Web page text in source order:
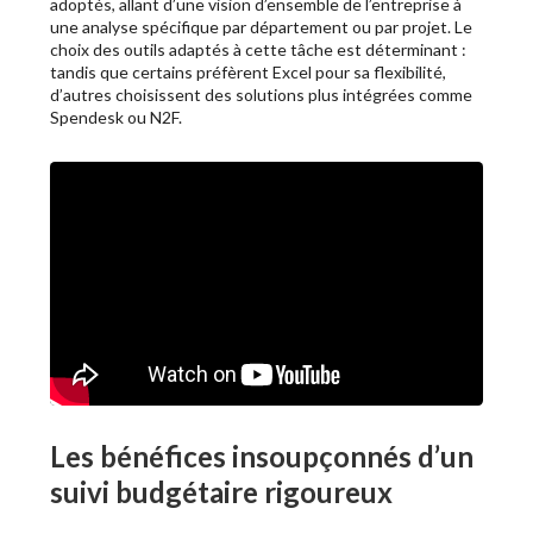
adoptés, allant d’une vision d’ensemble de l’entreprise à
une analyse spécifique par département ou par projet. Le
choix des outils adaptés à cette tâche est déterminant :
tandis que certains préfèrent Excel pour sa flexibilité,
d’autres choisissent des solutions plus intégrées comme
Spendesk ou N2F.
Les bénéfices insoupçonnés d’un
suivi budgétaire rigoureux